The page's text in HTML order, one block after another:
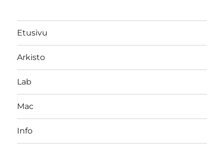
Etusivu
Arkisto
Lab
Mac
Info